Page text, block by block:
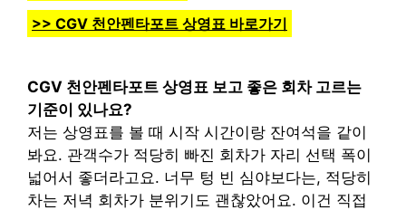
>> CGV 천안펜타포트 상영표 바로가기
CGV 천안펜타포트 상영표 보고 좋은 회차 고르는
기준이 있나요?
저는 상영표를 볼 때 시작 시간이랑 잔여석을 같이
봐요. 관객수가 적당히 빠진 회차가 자리 선택 폭이
넓어서 좋더라고요. 너무 텅 빈 심야보다는, 적당히
차는 저녁 회차가 분위기도 괜찮았어요. 이건 직접